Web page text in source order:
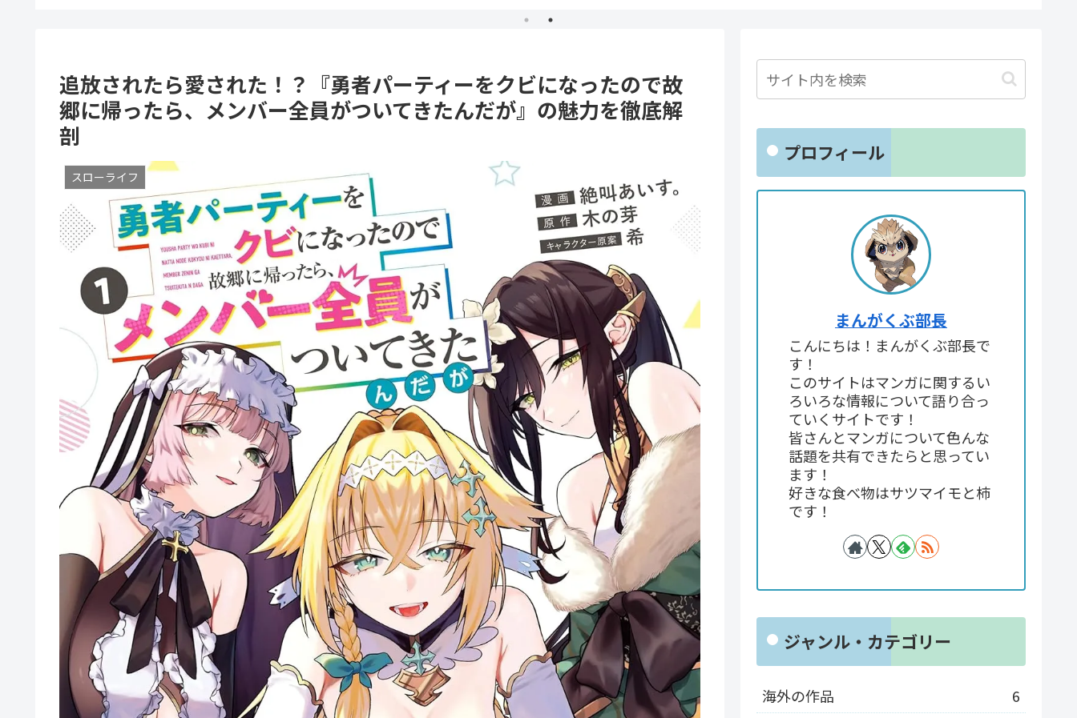
追放されたら愛された！？『勇者パーティーをクビになったので故
郷に帰ったら、メンバー全員がついてきたんだが』の魅力を徹底解
剖
スローライフ
プロフィール
まんがくぶ部長
こんにちは！まんがくぶ部長で
す！
このサイトはマンガに関するい
ろいろな情報について語り合っ
ていくサイトです！
皆さんとマンガについて色んな
話題を共有できたらと思ってい
ます！
好きな食べ物はサツマイモと柿
です！
ジャンル・カテゴリー
海外の作品
6